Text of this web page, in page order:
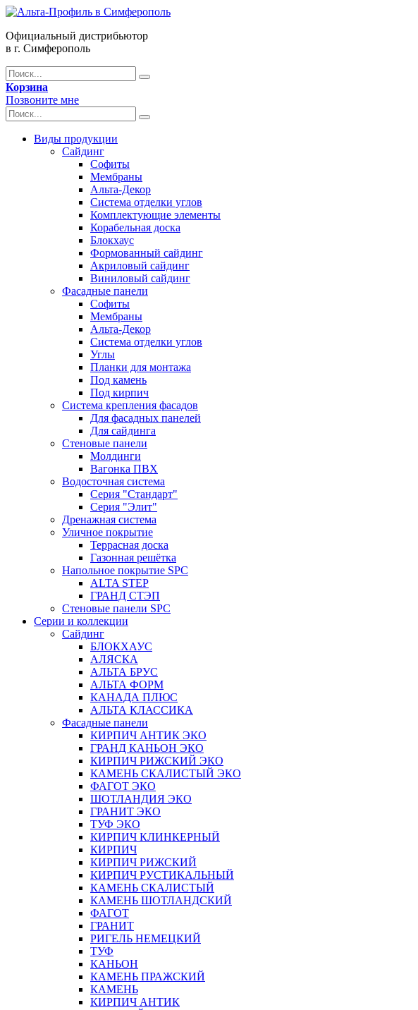
Официальный дистрибьютор
в г. Симферополь
Корзина
Позвоните мне
Виды продукции
Сайдинг
Софиты
Мембраны
Альта-Декор
Система отделки углов
Комплектующие элементы
Корабельная доска
Блокхаус
Формованный сайдинг
Акриловый сайдинг
Виниловый сайдинг
Фасадные панели
Софиты
Мембраны
Альта-Декор
Система отделки углов
Углы
Планки для монтажа
Под камень
Под кирпич
Система крепления фасадов
Для фасадных панелей
Для сайдинга
Стеновые панели
Молдинги
Вагонка ПВХ
Водосточная система
Серия "Стандарт"
Серия "Элит"
Дренажная система
Уличное покрытие
Террасная доска
Газонная решётка
Напольное покрытие SPC
ALTA STEP
ГРАНД СТЭП
Стеновые панели SPC
Серии и коллекции
Сайдинг
БЛОКХАУС
АЛЯСКА
АЛЬТА БРУС
АЛЬТА ФОРМ
КАНАДА ПЛЮС
АЛЬТА КЛАССИКА
Фасадные панели
КИРПИЧ АНТИК ЭКО
ГРАНД КАНЬОН ЭКО
КИРПИЧ РИЖСКИЙ ЭКО
КАМЕНЬ СКАЛИСТЫЙ ЭКО
ФАГОТ ЭКО
ШОТЛАНДИЯ ЭКО
ГРАНИТ ЭКО
ТУФ ЭКО
КИРПИЧ КЛИНКЕРНЫЙ
КИРПИЧ
КИРПИЧ РИЖСКИЙ
КИРПИЧ РУСТИКАЛЬНЫЙ
КАМЕНЬ СКАЛИСТЫЙ
КАМЕНЬ ШОТЛАНДСКИЙ
ФАГОТ
ГРАНИТ
РИГЕЛЬ НЕМЕЦКИЙ
ТУФ
КАНЬОН
КАМЕНЬ ПРАЖСКИЙ
КАМЕНЬ
КИРПИЧ АНТИК